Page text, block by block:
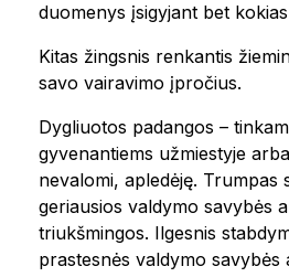
duomenys įsigyjant bet
Kitas žingsnis renkantis
savo vairavimo įpročius.
Dygliuotos padangos –
gyvenantiems užmiestyje
nevalomi, apledėję. Trumpas
geriausios valdymo savybės
triukšmingos. Ilgesnis
prastesnės valdymo savybės